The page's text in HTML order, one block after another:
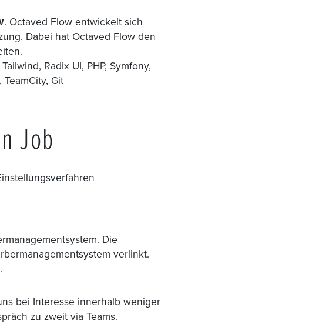
. Octaved Flow entwickelt sich
Dabei hat Octaved Flow den
Radix UI, PHP, Symfony,
TeamCity, Git
Job
Die
verlinkt.
bei Interesse innerhalb weniger
zu zweit via Teams.